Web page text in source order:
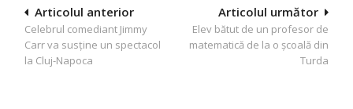
Navigare
în
articole
Articolul următor
Elev bătut de un profesor de
matematică de la o școală din
Turda
Articolul anterior
Celebrul comediant Jimmy
Carr va susține un spectacol
la Cluj-Napoca